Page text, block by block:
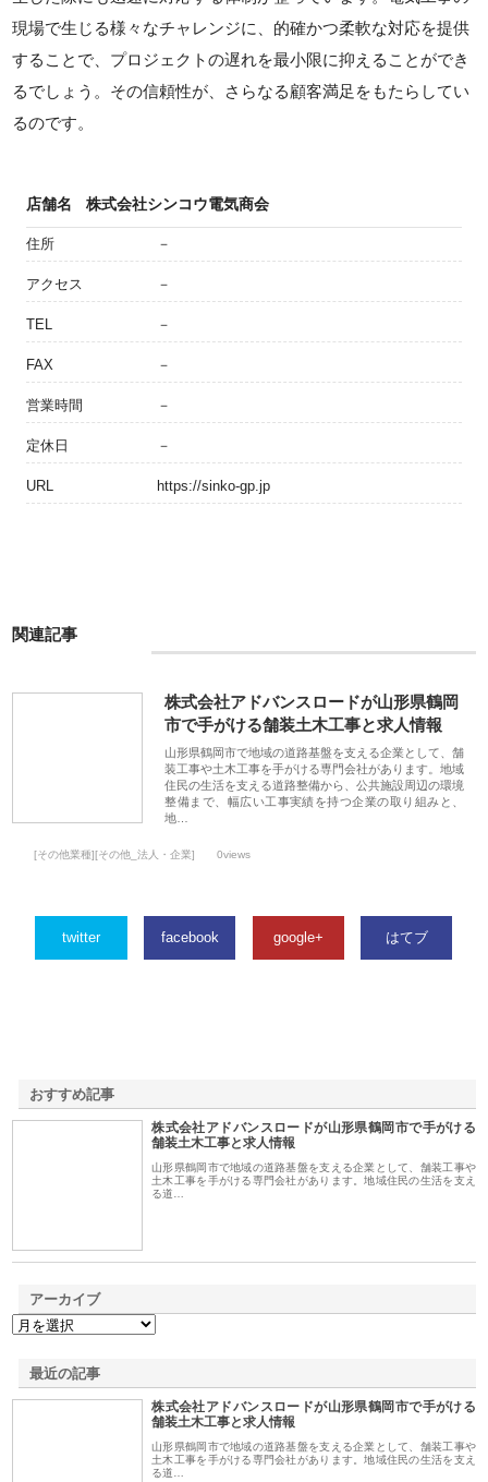
現場で生じる様々なチャレンジに、的確かつ柔軟な対応を提供
することで、プロジェクトの遅れを最小限に抑えることができ
るでしょう。その信頼性が、さらなる顧客満足をもたらしてい
るのです。
店舗名 株式会社シンコウ電気商会
住所 －
アクセス －
TEL －
FAX －
営業時間 －
定休日 －
URL https://sinko-gp.jp
関連記事
株式会社アドバンスロードが山形県鶴岡
市で手がける舗装土木工事と求人情報
山形県鶴岡市で地域の道路基盤を支える企業として、舗
装工事や土木工事を手がける専門会社があります。地域
住民の生活を支える道路整備から、公共施設周辺の環境
整備まで、幅広い工事実績を持つ企業の取り組みと、
地…
[その他業種][その他_法人・企業] 0views
twitter facebook google+ はてブ
おすすめ記事
株式会社アドバンスロードが山形県鶴岡市で手がける
舗装土木工事と求人情報
山形県鶴岡市で地域の道路基盤を支える企業として、舗装工事や
土木工事を手がける専門会社があります。地域住民の生活を支え
る道…
アーカイブ
最近の記事
株式会社アドバンスロードが山形県鶴岡市で手がける
舗装土木工事と求人情報
山形県鶴岡市で地域の道路基盤を支える企業として、舗装工事や
土木工事を手がける専門会社があります。地域住民の生活を支え
る道…